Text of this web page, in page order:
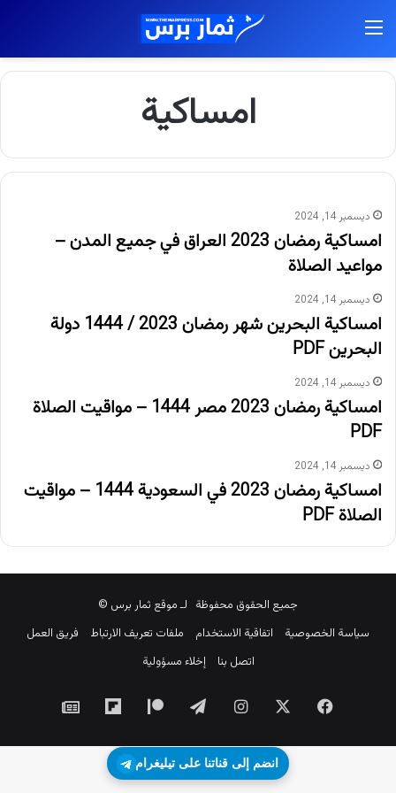
امساكية
ديسمبر 14, 2024
امساكية رمضان 2023 العراق في جميع المدن –
مواعيد الصلاة
ديسمبر 14, 2024
امساكية البحرين شهر رمضان 2023 / 1444 دولة
البحرين PDF
ديسمبر 14, 2024
امساكية رمضان 2023 مصر 1444 – مواقيت الصلاة
PDF
ديسمبر 14, 2024
امساكية رمضان 2023 في السعودية 1444 – مواقيت
الصلاة PDF
جميع الحقوق محفوظة لـ موقع ثمار برس ©
سياسة الخصوصية
اتفاقية الاستخدام ملفات تعريف الارتباط
فريق العمل
اتصل بنا
إخلاء مسؤولية
فيسبوك انستقرام تيلقرام ‫Patreon
Flipboard
نيوز
انضم إلى قناتنا على تيليغرام